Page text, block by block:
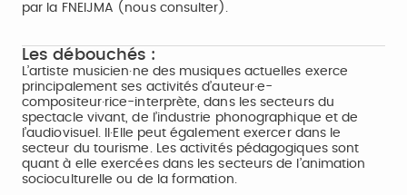
par la FNEIJMA (nous consulter).
Les débouchés :
L’artiste musicien·ne des musiques actuelles exerce
principalement ses activités d’auteur·e-
compositeur·rice-interprète, dans les secteurs du
spectacle vivant, de l’industrie phonographique et de
l’audiovisuel. Il·Elle peut également exercer dans le
secteur du tourisme. Les activités pédagogiques sont
quant à elle exercées dans les secteurs de l’animation
socioculturelle ou de la formation.